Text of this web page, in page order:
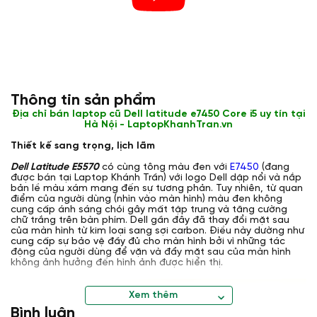
Thông tin sản phẩm
Địa chỉ bán laptop cũ Dell latitude e7450 Core i5 uy tín tại
Hà Nội - LaptopKhanhTran.vn
Thiết kế sang trọng, lịch lãm
Dell Latitude E5570có cùng tông màu đen với E7450 (đang
được bán tại Laptop Khánh Trần) với logo Dell dập nổi và nắp
bản lề màu xám mang đến sự tương phản. Tuy nhiên, từ quan
điểm của người dùng (nhìn vào màn hình) màu đen không
cung cấp ánh sáng chói gây mất tập trung và tăng cường
chữ trắng trên bàn phím. Dell gần đây đã thay đổi mặt sau
của màn hình từ kim loại sang sợi carbon. Điều này dường như
cung cấp sự bảo vệ đầy đủ cho màn hình bởi vì những tác
động của người dùng để vặn và đẩy mặt sau của màn hình
không ảnh hưởng đến hình ảnh được hiển thị.
Xem thêm
Bình luận